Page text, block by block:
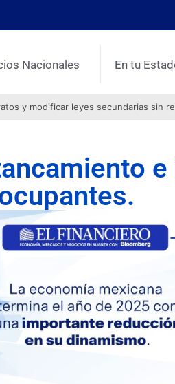
Nacionales En tu
y modificar leyes secundarias sin
e